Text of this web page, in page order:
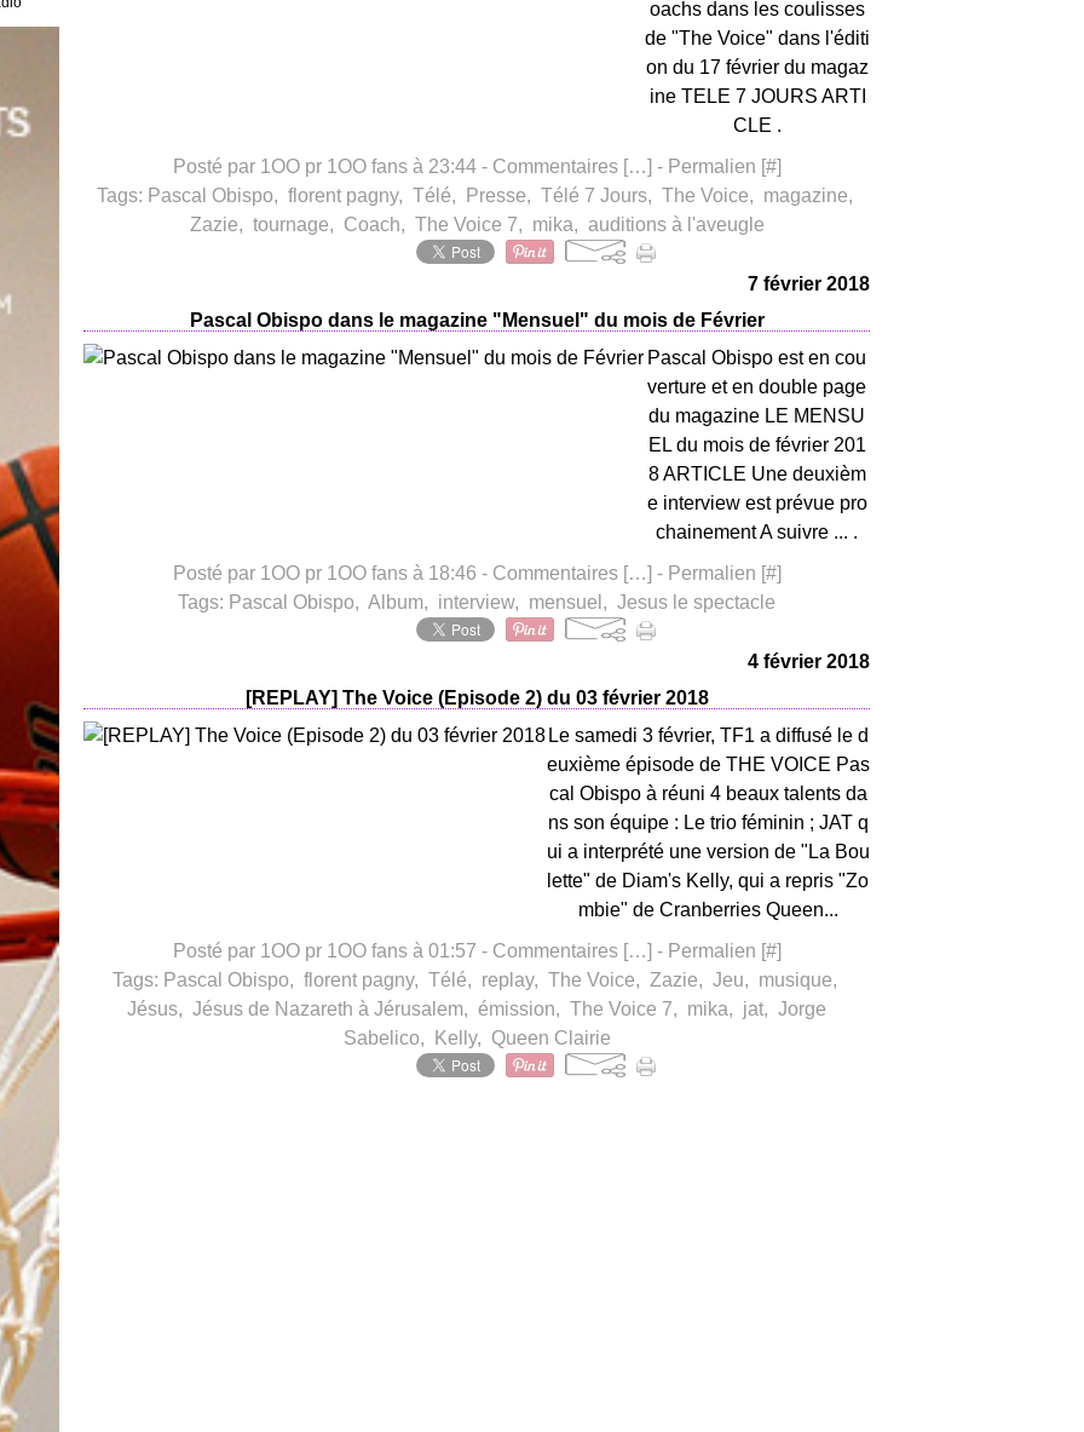
oachs dans les coulisses
de "The Voice" dans l'éditi
on du 17 février du magaz
ine TELE 7 JOURS ARTI
CLE .
Posté par 1OO pr 1OO fans à 23:44 - Commentaires […] - Permalien [#]
Tags: Pascal Obispo, florent pagny, Télé, Presse, Télé 7 Jours, The Voice, magazine,
Zazie, tournage, Coach, The Voice 7, mika, auditions à l'aveugle
7 février 2018
Pascal Obispo dans le magazine "Mensuel" du mois de Février
Pascal Obispo est en cou
verture et en double page
du magazine LE MENSU
EL du mois de février 201
8 ARTICLE Une deuxièm
e interview est prévue pro
chainement A suivre ... .
Posté par 1OO pr 1OO fans à 18:46 - Commentaires […] - Permalien [#]
Tags: Pascal Obispo, Album, interview, mensuel , Jesus le spectacle
4 février 2018
[REPLAY] The Voice (Episode 2) du 03 février 2018
Le samedi 3 février, TF1 a diffusé le d
euxième épisode de THE VOICE Pas
cal Obispo à réuni 4 beaux talents da
ns son équipe : Le trio féminin ; JAT q
ui a interprété une version de "La Bou
lette" de Diam's Kelly, qui a repris "Zo
mbie" de Cranberries Queen...
Posté par 1OO pr 1OO fans à 01:57 - Commentaires […] - Permalien [#]
Tags: Pascal Obispo, florent pagny, Télé, replay, The Voice, Zazie, Jeu, musique,
Jésus, Jésus de Nazareth à Jérusalem, émission, The Voice 7, mika, jat, Jorge
Sabelico, Kelly, Queen Clairie